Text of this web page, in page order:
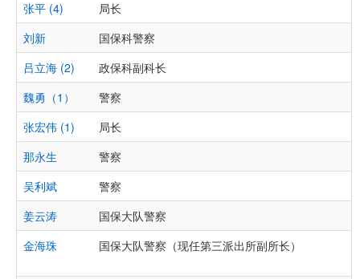
张平 (4)
局长
刘新
国保科警察
吕立海 (2)
政保科副科长
魏勇（1）
警察
张宏伟 (1)
局长
那永生
警察
吴利斌
警察
姜云涛
国保大队警察
金海珠
国保大队警察（现任第三派出所副所长）